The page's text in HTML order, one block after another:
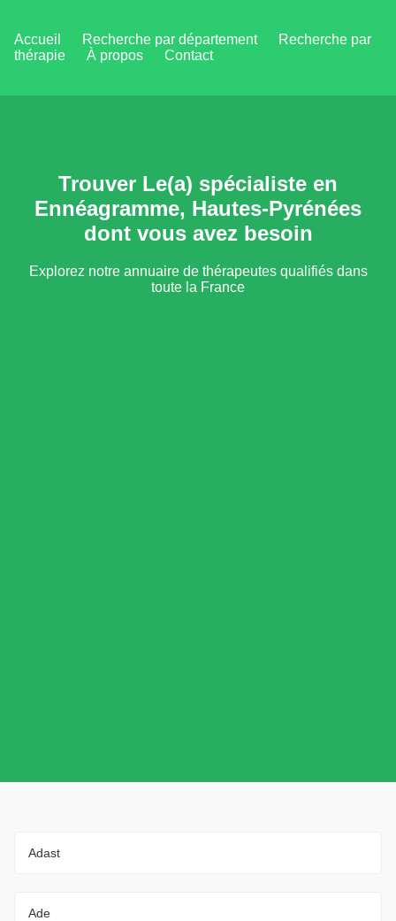
Accueil Recherche par département
Recherche par
thérapie
À propos Contact
Trouver Le(a) spécialiste en
Ennéagramme, Hautes-Pyrénées
dont vous avez besoin
Explorez notre annuaire de thérapeutes qualifiés dans
toute la France
Adast
Ade